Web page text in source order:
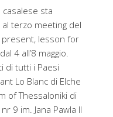
casalese sta
terzo meeting del
present, lesson for
4 all’8 maggio.
di tutti i Paesi
Lo Blanc di Elche
of Thessaloniki di
9 im. Jana Pawla II